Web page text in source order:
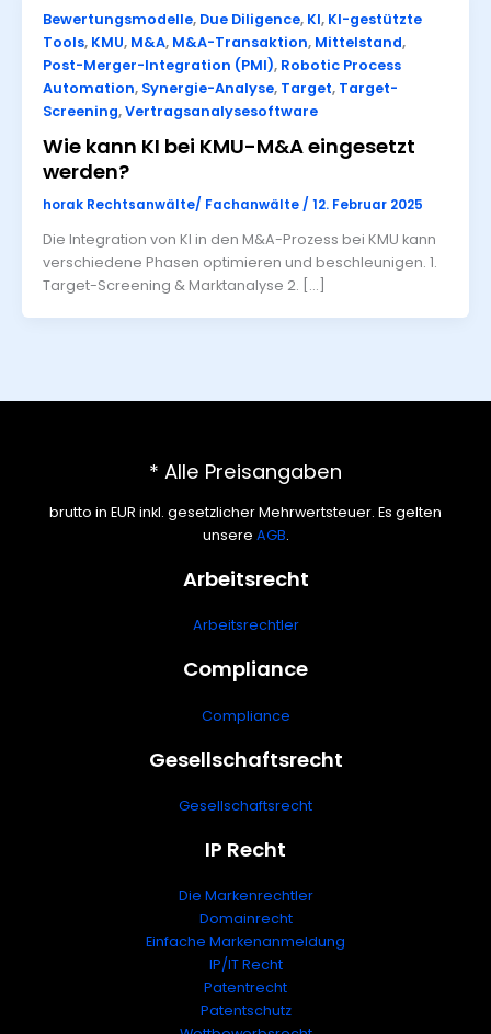
Bewertungsmodelle, Due Diligence, KI, KI-gestützte
Tools, KMU, M&A, M&A-Transaktion, Mittelstand,
Post-Merger-Integration (PMI), Robotic Process
Automation, Synergie-Analyse, Target, Target-
Screening,Vertragsanalysesoftware
Wie kann KI bei KMU-M&A eingesetzt
werden?
horak Rechtsanwälte/ Fachanwälte / 12. Februar 2025
Die Integration von KI in den M&A-Prozess bei KMU kann
verschiedene Phasen optimieren und beschleunigen. 1.
Target-Screening & Marktanalyse 2. […]
* Alle Preisangaben
brutto in EUR inkl. gesetzlicher Mehrwertsteuer. Es gelten
unsere AGB.
Arbeitsrecht
Arbeitsrechtler
Compliance
Compliance
Gesellschaftsrecht
Gesellschaftsrecht
IP Recht
Die Markenrechtler
Domainrecht
Einfache Markenanmeldung
IP/IT Recht
Patentrecht
Patentschutz